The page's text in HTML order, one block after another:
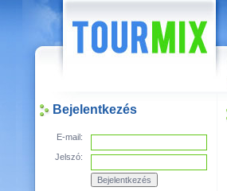
Bejelentkezés
E-mail:
Jelszó: